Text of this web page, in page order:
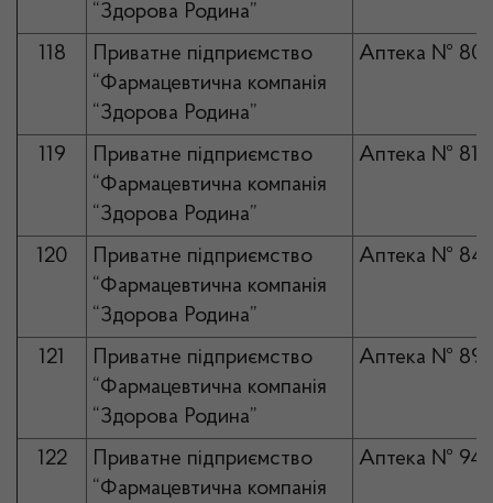
“Здорова Родина”
118
Приватне підприємство
“Фармацевтична компанія
“Здорова Родина”
Аптека № 80
119
Приватне підприємство
“Фармацевтична компанія
“Здорова Родина”
Аптека № 81
120
Приватне підприємство
“Фармацевтична компанія
“Здорова Родина”
Аптека № 84
121
Приватне підприємство
“Фармацевтична компанія
“Здорова Родина”
Аптека № 89
122
Приватне підприємство
“Фармацевтична компанія
Аптека № 94